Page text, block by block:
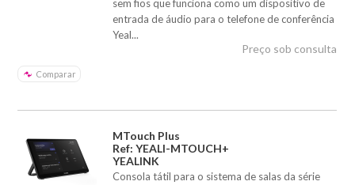
sem fios que funciona como um dispositivo de
entrada de áudio para o telefone de conferência
Yeal...
Comparar
Preço sob consulta
MTouch Plus
Ref: YEALI-MTOUCH+
YEALINK
Consola tátil para o sistema de salas da série